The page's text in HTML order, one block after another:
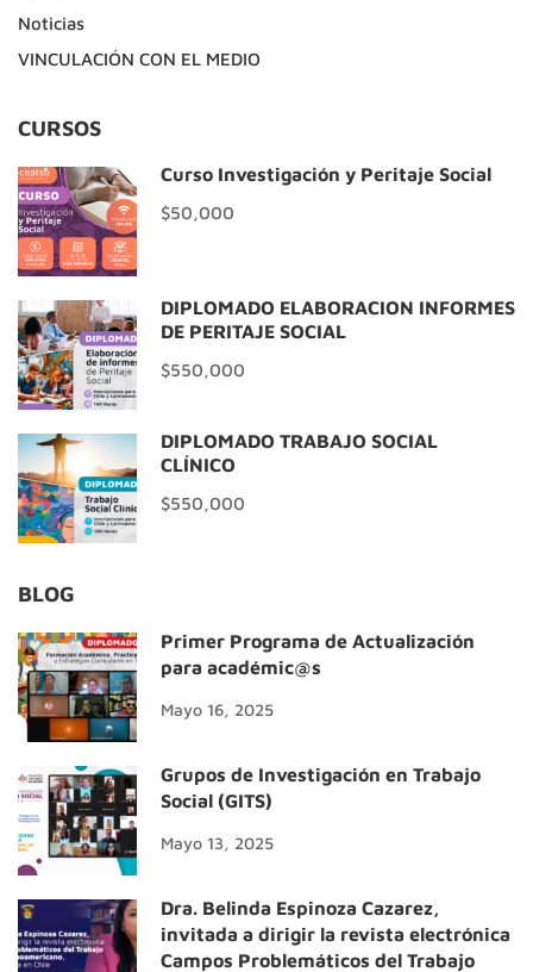
Noticias
VINCULACIÓN CON EL MEDIO
CURSOS
Curso Investigación y Peritaje Social
$50,000
DIPLOMADO ELABORACIÓN INFORMES
DE PERITAJE SOCIAL
$550,000
DIPLOMADO TRABAJO SOCIAL
CLÍNICO
$550,000
BLOG
Primer Programa de Actualización
para académic@s
Mayo 16, 2025
Grupos de Investigación en Trabajo
Social (GITS)
Mayo 13, 2025
Dra. Belinda Espinoza Cazarez,
invitada a dirigir la revista electrónica
Campos Problemáticos del Trabajo